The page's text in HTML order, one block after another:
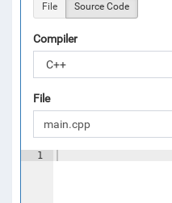
File Source Code
Compiler
C++
File
1